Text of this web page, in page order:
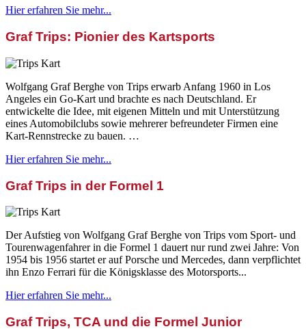
Hier erfahren Sie mehr...
Graf Trips: Pionier des Kartsports
Wolfgang Graf Berghe von Trips erwarb Anfang 1960 in Los
Angeles ein Go-Kart und brachte es nach Deutschland. Er
entwickelte die Idee, mit eigenen Mitteln und mit Unterstützung
eines Automobilclubs sowie mehrerer befreundeter Firmen eine
Kart-Rennstrecke zu bauen. …
Hier erfahren Sie mehr...
Graf Trips in der Formel 1
Der Aufstieg von Wolfgang Graf Berghe von Trips vom Sport- und
Tourenwagenfahrer in die Formel 1 dauert nur rund zwei Jahre: Von
1954 bis 1956 startet er auf Porsche und Mercedes, dann verpflichtet
ihn Enzo Ferrari für die Königsklasse des Motorsports...
Hier erfahren Sie mehr...
Graf Trips, TCA und die Formel Junior